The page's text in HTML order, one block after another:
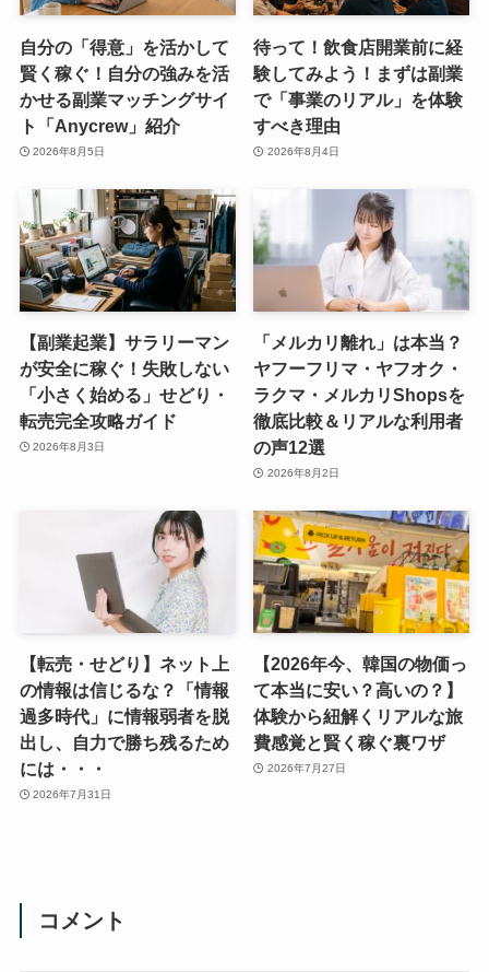
自分の「得意」を活かして
賢く稼ぐ！自分の強みを活
かせる副業マッチングサイ
ト「Anycrew」紹介
2026年8月5日
待って！飲食店開業前に経
験してみよう！まずは副業
で「事業のリアル」を体験
すべき理由
2026年8月4日
【副業起業】サラリーマン
が安全に稼ぐ！失敗しない
「小さく始める」せどり・
転売完全攻略ガイド
2026年8月3日
「メルカリ離れ」は本当？
ヤフーフリマ・ヤフオク・
ラクマ・メルカリShopsを
徹底比較＆リアルな利用者
の声12選
2026年8月2日
【転売・せどり】ネット上
の情報は信じるな？「情報
過多時代」に情報弱者を脱
出し、自力で勝ち残るため
には・・・
2026年7月31日
【2026年今、韓国の物価っ
て本当に安い？高いの？】
体験から紐解くリアルな旅
費感覚と賢く稼ぐ裏ワザ
2026年7月27日
コメント